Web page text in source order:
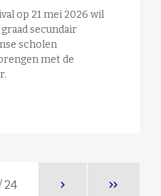
op 21 mei 2026 wil
secundair
scholen
met de
24